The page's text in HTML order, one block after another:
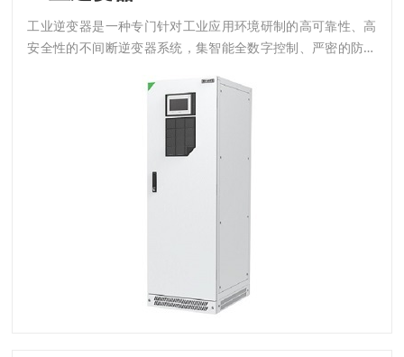
工业逆变器是一种专门针对工业应用环境研制的高可靠性、高
安全性的不间断逆变器系统，集智能全数字控制、严密的防护
网络管理、友好的人机界面等一系列成熟设计于一身。